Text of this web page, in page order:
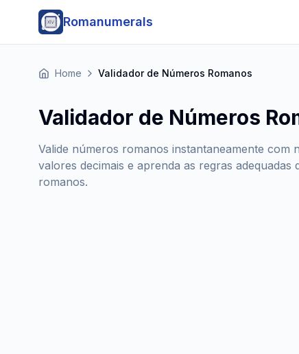
Romanumerals
Home Validador de Números Romanos
Validador de Números
Valide números romanos instantaneamente
valores decimais e aprenda as regras
romanos.